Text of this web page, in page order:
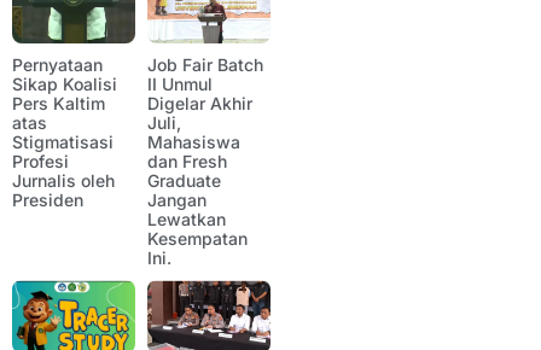
Pernyataan
Sikap Koalisi
Pers Kaltim
atas
Stigmatisasi
Profesi
Jurnalis oleh
Presiden
Job Fair Batch
II Unmul
Digelar Akhir
Juli,
Mahasiswa
dan Fresh
Graduate
Jangan
Lewatkan
Kesempatan
Ini.